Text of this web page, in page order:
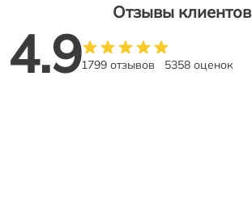
Отзывы клиентов
4.91799 отзывов 5358 оценок